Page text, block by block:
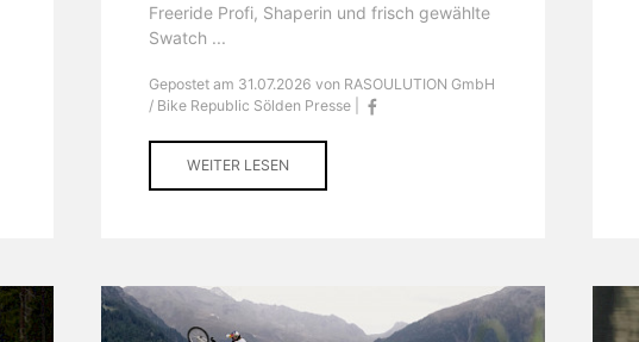
Freeride Profi, Shaperin und frisch gewählte
Swatch ...
Gepostet am 31.07.2026 von RASOULUTION GmbH
/ Bike Republic Sölden Presse |
WEITER LESEN